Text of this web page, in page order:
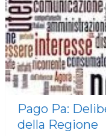
Pago Pa:
della Regione